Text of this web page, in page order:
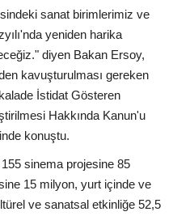
sanat birimlerimiz ve
yeniden harika
diyen Bakan Ersoy,
kavuşturulması gereken
İstidat Gösteren
Hakkında Kanun'u
konuştu.
sinema projesine 85
15 milyon, yurt içinde ve
ve sanatsal etkinliğe 52,5